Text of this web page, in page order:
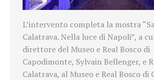
L’intervento completa la mostra
Calatrava. Nella luce di Napoli”, a
direttore del Museo e Real Bosco di
Capodimonte, Sylvain Bellenger, e
Calatrava, al Museo e Real Bosco di